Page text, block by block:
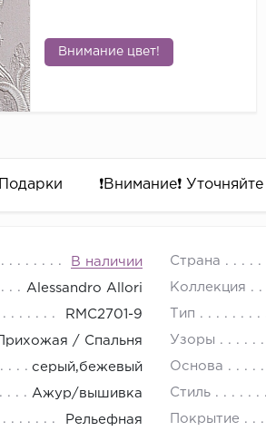
Внимание цвет!
Подарки ❗️Внимание❗️
В наличии Страна
Alessandro Allori Коллекция
RMC2701-9 Тип
/ Спальня Узоры
серый,бежевый Основа
Ажур/вышивка Стиль
Рельефная Покрытие